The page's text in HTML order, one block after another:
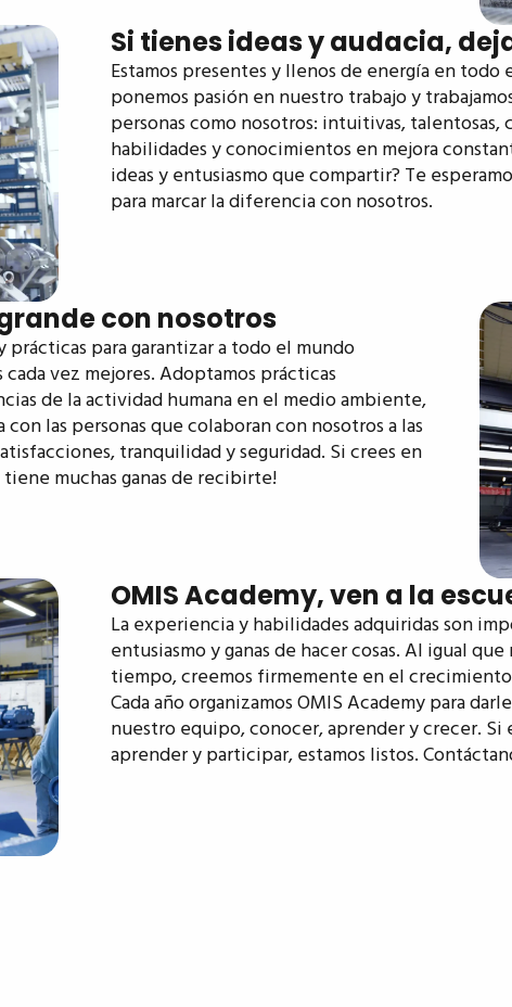
Si tienes ideas y audacia,
Estamos presentes y llenos de energía en todo
ponemos pasión en nuestro trabajo y
personas como nosotros: intuitivas, talentosas,
habilidades y conocimientos en mejora
ideas y entusiasmo que compartir? Te
para marcar la diferencia con nosotros.
con nosotros
para garantizar a todo el mundo
vez mejores. Adoptamos prácticas
de la actividad humana en el medio ambiente,
las personas que colaboran con nosotros a las
tranquilidad y seguridad. Si crees en
tiene muchas ganas de recibirte!
OMIS Academy, ven a la
La experiencia y habilidades adquiridas son
entusiasmo y ganas de hacer cosas. Al igual
tiempo, creemos firmemente en el
Cada año organizamos OMIS Academy para
nuestro equipo, conocer, aprender y crecer. Si
aprender y participar, estamos listos.